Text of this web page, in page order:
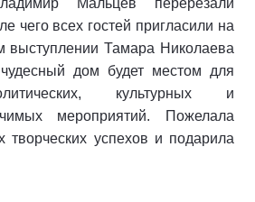
чего всех гостей пригласили на
выступлении Тамара Николаева
чудесный дом будет местом для
культурных и
мероприятий. Пожелала
творческих успехов и подарила